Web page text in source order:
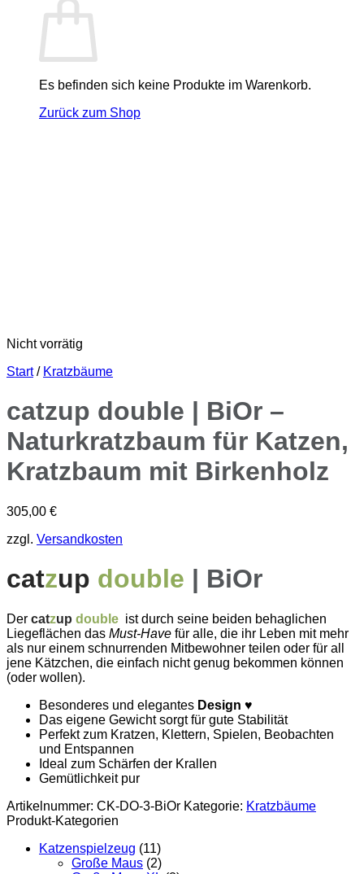
Es befinden sich keine Produkte im Warenkorb.
Zurück zum Shop
Nicht vorrätig
Start / Kratzbäume
catzup double | BiOr –
Naturkratzbaum für Katzen,
Kratzbaum mit Birkenholz
305,00 €
zzgl. Versandkosten
catzup double | BiOr
Der catzup double ist durch seine beiden behaglichen
Liegeflächen das Must-Have für alle, die ihr Leben mit mehr
als nur einem schnurrenden Mitbewohner teilen oder für all
jene Kätzchen, die einfach nicht genug bekommen können
(oder wollen).
Besonderes und elegantes Design ♥
Das eigene Gewicht sorgt für gute Stabilität
Perfekt zum Kratzen, Klettern, Spielen, Beobachten
und Entspannen
Ideal zum Schärfen der Krallen
Gemütlichkeit pur
Artikelnummer: CK-DO-3-BiOr Kategorie: Kratzbäume
Produkt-Kategorien
Katzenspielzeug (11)
Große Maus (2)